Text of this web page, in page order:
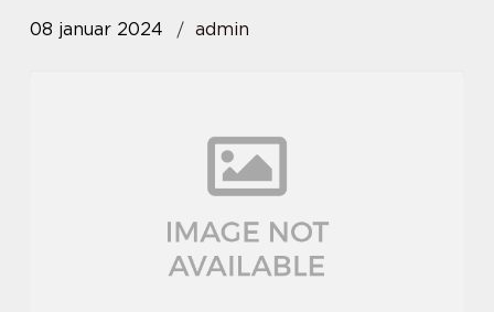
08 januar 2024 admin